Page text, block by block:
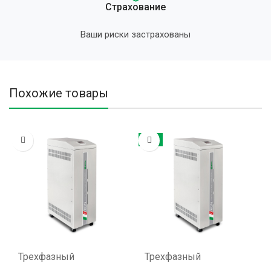
Страхование
Ваши риски застрахованы
Похожие товары
Трехфазный
ХИТ
Трехфазный